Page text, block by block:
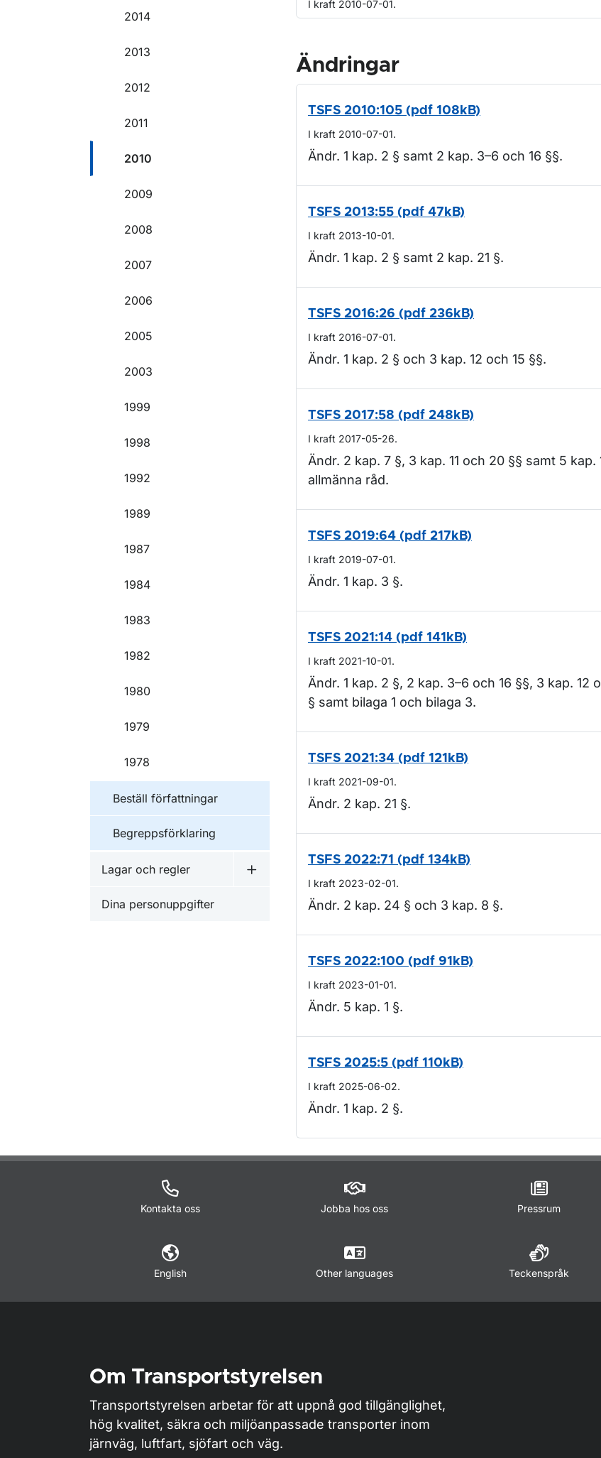
2014
2013
2012
2011
2010
2009
2008
2007
2006
2005
2003
1999
1998
1992
1989
1987
1984
1983
1982
1980
1979
1978
Beställ författningar
Begreppsförklaring
Lagar och regler
Undermeny för Lagar och regler
Dina personuppgifter
I kraft 2010-07-01.
Ändringar
TSFS 2010:105 (pdf 108kB)
I kraft 2010-07-01.
Ändr. 1 kap. 2 § samt 2 kap. 3–6 och 16 §§.
TSFS 2013:55 (pdf 47kB)
I kraft 2013-10-01.
Ändr. 1 kap. 2 § samt 2 kap. 21 §.
TSFS 2016:26 (pdf 236kB)
I kraft 2016-07-01.
Ändr. 1 kap. 2 § och 3 kap. 12 och 15 §§.
TSFS 2017:58 (pdf 248kB)
I kraft 2017-05-26.
Ändr. 2 kap. 7 §, 3 kap. 11 och 20 §§ samt 5 kap.
allmänna råd.
TSFS 2019:64 (pdf 217kB)
I kraft 2019-07-01.
Ändr. 1 kap. 3 §.
TSFS 2021:14 (pdf 141kB)
I kraft 2021-10-01.
Ändr. 1 kap. 2 §, 2 kap. 3–6 och 16 §§, 3 kap. 12
§ samt bilaga 1 och bilaga 3.
TSFS 2021:34 (pdf 121kB)
I kraft 2021-09-01.
Ändr. 2 kap. 21 §.
TSFS 2022:71 (pdf 134kB)
I kraft 2023-02-01.
Ändr. 2 kap. 24 § och 3 kap. 8 §.
TSFS 2022:100 (pdf 91kB)
I kraft 2023-01-01.
Ändr. 5 kap. 1 §.
TSFS 2025:5 (pdf 110kB)
I kraft 2025-06-02.
Ändr. 1 kap. 2 §.
Om sidan
Kontakta oss Jobba hos oss Pressrum
English Other languages Teckenspråk
Om Transportstyrelsen
Transportstyrelsen arbetar för att uppnå god tillgänglighet,
hög kvalitet, säkra och miljöanpassade transporter inom
järnväg, luftfart, sjöfart och väg.